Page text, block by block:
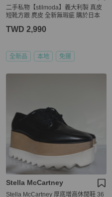
二手私物【stilmoda】義大利製 真皮
短靴方跟 麂皮 全新無瑕疵 購於日本
TWD 2,990
全新品 本地 免運
Stella McCartney
Stella McCartney 厚底增高休閒鞋 36